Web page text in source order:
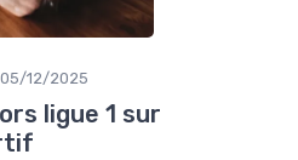
05/12/2025
ligue 1 sur